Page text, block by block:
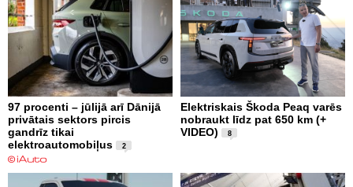
97 procenti – jūlijā arī Dānijā
privātais sektors pircis
gandrīz tikai
elektroautomobiļus
2
Elektriskais Škoda Peaq varēs
nobraukt līdz pat 650 km (+
VIDEO)
8